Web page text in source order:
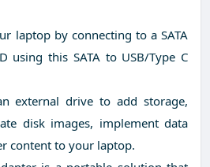
laptop by connecting to a SATA
using this SATA to USB/Type C
external drive to add storage,
disk images, implement data
content to your laptop.